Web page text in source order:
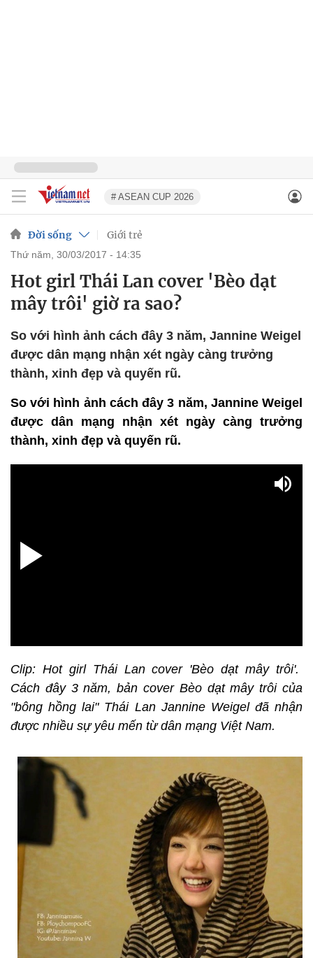
# ASEAN CUP 2026
Đời sống Giới trẻ
thứ năm, 30/03/2017 - 14:35
Hot girl Thái Lan cover 'Bèo dạt
mây trôi' giờ ra sao?
So với hình ảnh cách đây 3 năm, Jannine Weigel
được dân mạng nhận xét ngày càng trưởng
thành, xinh đẹp và quyến rũ.
So với hình ảnh cách đây 3 năm, Jannine Weigel
được dân mạng nhận xét ngày càng trưởng
thành, xinh đẹp và quyến rũ.
Clip: Hot girl Thái Lan cover 'Bèo dạt mây trôi'.
Cách đây 3 năm, bản cover Bèo dạt mây trôi của
"bông hồng lai" Thái Lan Jannine Weigel đã nhận
được nhiều sự yêu mến từ dân mạng Việt Nam.